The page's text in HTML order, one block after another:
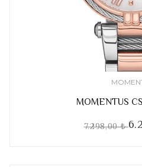
MOMENTUS
7.298,00 ₺